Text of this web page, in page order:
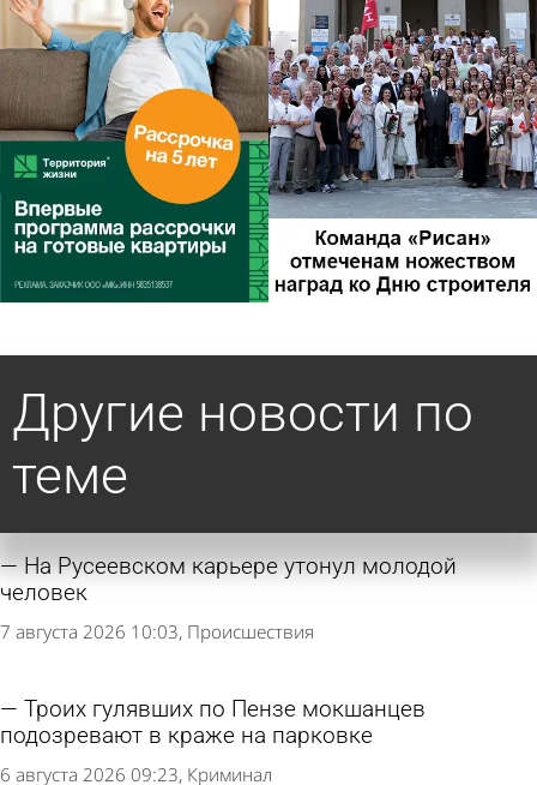
Другие новости по
теме
На Русеевском карьере утонул молодой
человек
7 августа 2026 10:03 Происшествия
Троих гулявших по Пензе мокшанцев
подозревают в краже на парковке
6 августа 2026 09:23 Криминал